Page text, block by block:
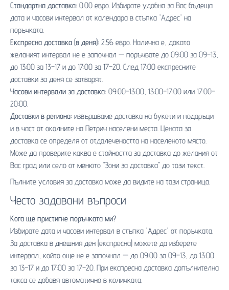
Стандартна доставка: 0.00 евро. Избирате удобна за Вас бъдеща
дата и часови интервал от календара в стъпка 'Адрес' на
поръчката.
Експресна доставка (в деня): 2.56 евро. Налична е, докато
желаният интервал не е започнал — поръчвате до 09:00 за 09–13,
до 13:00 за 13–17 и до 17:00 за 17–20. След 17:00 експресните
доставки за деня се затварят.
Часови интервали за доставка: 09:00–13:00, 13:00–17:00 или 17:00–
20:00.
Доставки в региона: извършваме доставка на букети и подаръци
и в част от околните на Петрич населени места. Цената за
доставка се определя от отдалечеността на населеното място.
Може да проверите каква е стойността за доставка до желания от
Вас град или село от менюто "Зони за доставка" до този текст.
Пълните условия за доставка може да видите на тази страница.
Често задавани въпроси
Кога ще пристигне поръчката ми?
Избирате дата и часови интервал в стъпка 'Адрес' от поръчката.
За доставка в днешния ден (експресна) можете да изберете
интервал, който още не е започнал — до 09:00 за 09–13, до 13:00
за 13–17 и до 17:00 за 17–20. При експресна доставка допълнителна
такса се добавя автоматично в количката.